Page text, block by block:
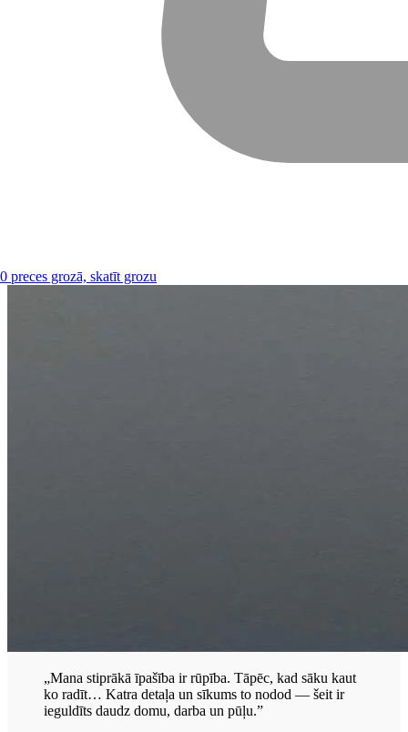
0 preces grozā, skatīt grozu
„Mana stiprākā īpašība ir rūpība. Tāpēc, kad sāku kaut
ko radīt… Katra detaļa un sīkums to nodod — šeit ir
ieguldīts daudz domu, darba un pūļu.”